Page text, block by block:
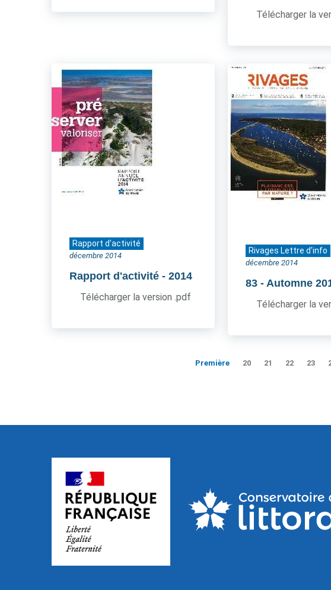
Télécharger la
Rapport d'activité
décembre 2014
Rapport d'activité - 2014
Télécharger la version .pdf
Rivages Lettre d'info
décembre 2014
83 - Automne
Télécharger la
Première 20 21 22 23